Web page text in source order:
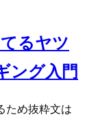
るヤツ
ング入門
ため抜粋文は